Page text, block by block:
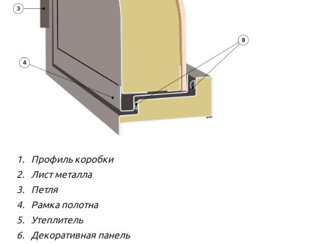
Профиль коробки
Лист металла
Петля
Рамка полотна
Утеплитель
Декоративная панель